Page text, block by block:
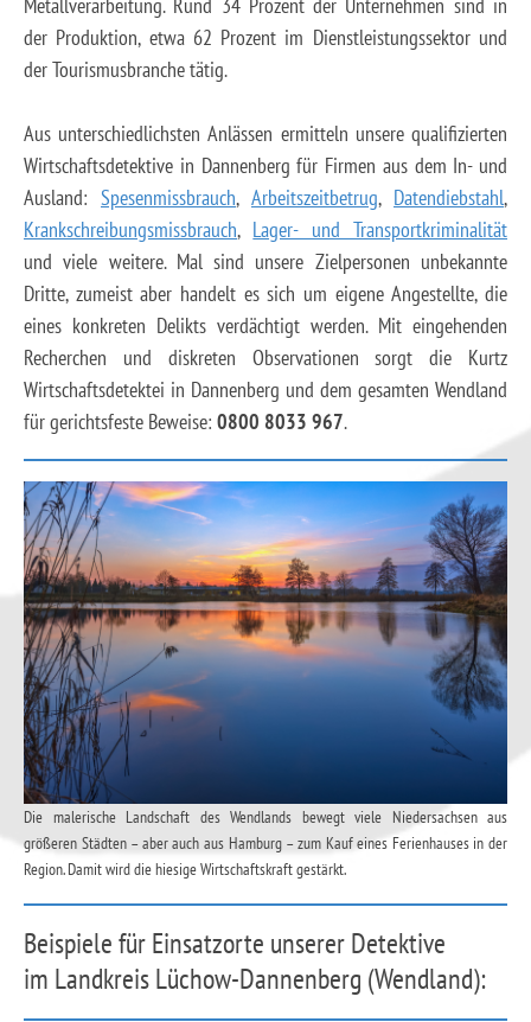
Metallverarbeitung. Rund 34 Prozent der Unternehmen sind in
der Produktion, etwa 62 Prozent im Dienstleistungssektor und
der Tourismusbranche tätig.
Aus unterschiedlichsten Anlässen ermitteln unsere qualifizierten
Wirtschaftsdetektive in Dannenberg für Firmen aus dem In- und
Ausland: Spesenmissbrauch, Arbeitszeitbetrug, Datendiebstahl,
Krankschreibungsmissbrauch, Lager- und Transportkriminalität
und viele weitere. Mal sind unsere Zielpersonen unbekannte
Dritte, zumeist aber handelt es sich um eigene Angestellte, die
eines konkreten Delikts verdächtigt werden. Mit eingehenden
Recherchen und diskreten Observationen sorgt die Kurtz
Wirtschaftsdetektei in Dannenberg und dem gesamten Wendland
für gerichtsfeste Beweise: 0800 8033 967.
Die malerische Landschaft des Wendlands bewegt viele Niedersachsen aus
größeren Städten – aber auch aus Hamburg – zum Kauf eines Ferienhauses in der
Region. Damit wird die hiesige Wirtschaftskraft gestärkt.
Beispiele für Einsatzorte unserer Detektive
im Landkreis Lüchow-Dannenberg (Wendland):